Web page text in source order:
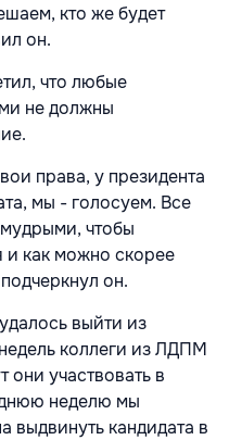
кто же будет
он.
что любые
не должны
права, у президента
мы - голосуем. Все
чтобы
и как можно скорее
он.
выйти из
коллеги из ЛДПМ
они участвовать в
неделю мы
выдвинуть кандидата в